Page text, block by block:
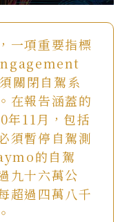
一項重要指標
關閉自駕系
在報告涵蓋的
年11月，包括
須暫停自駕測
的自駕
九十六萬公
超過四萬八千